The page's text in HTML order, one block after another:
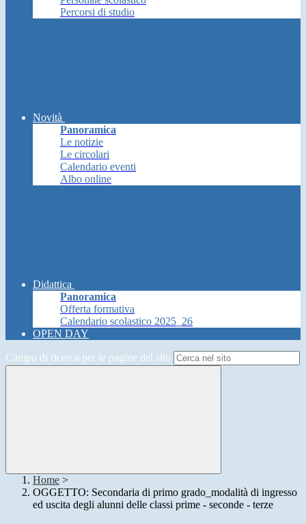
Percorsi di studio
Novità
Panoramica
Le notizie
Le circolari
Calendario eventi
Albo online
Didattica
Panoramica
Offerta formativa
Calendario scolastico 2025_26
OPEN DAY
Campo di ricerca per le pagine del sito
Home >
OGGETTO: Secondaria di primo grado_modalità di ingresso
ed uscita degli alunni delle classi prime - seconde - terze